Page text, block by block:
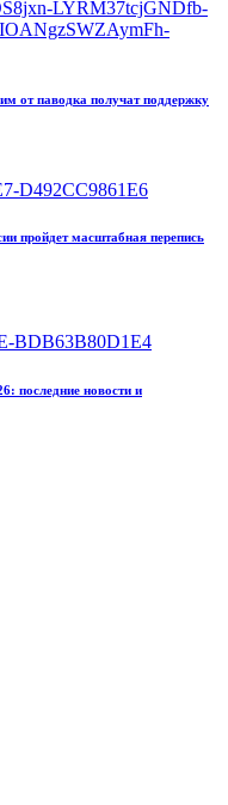
от паводка получат поддержку
пройдет масштабная перепись
последние новости и